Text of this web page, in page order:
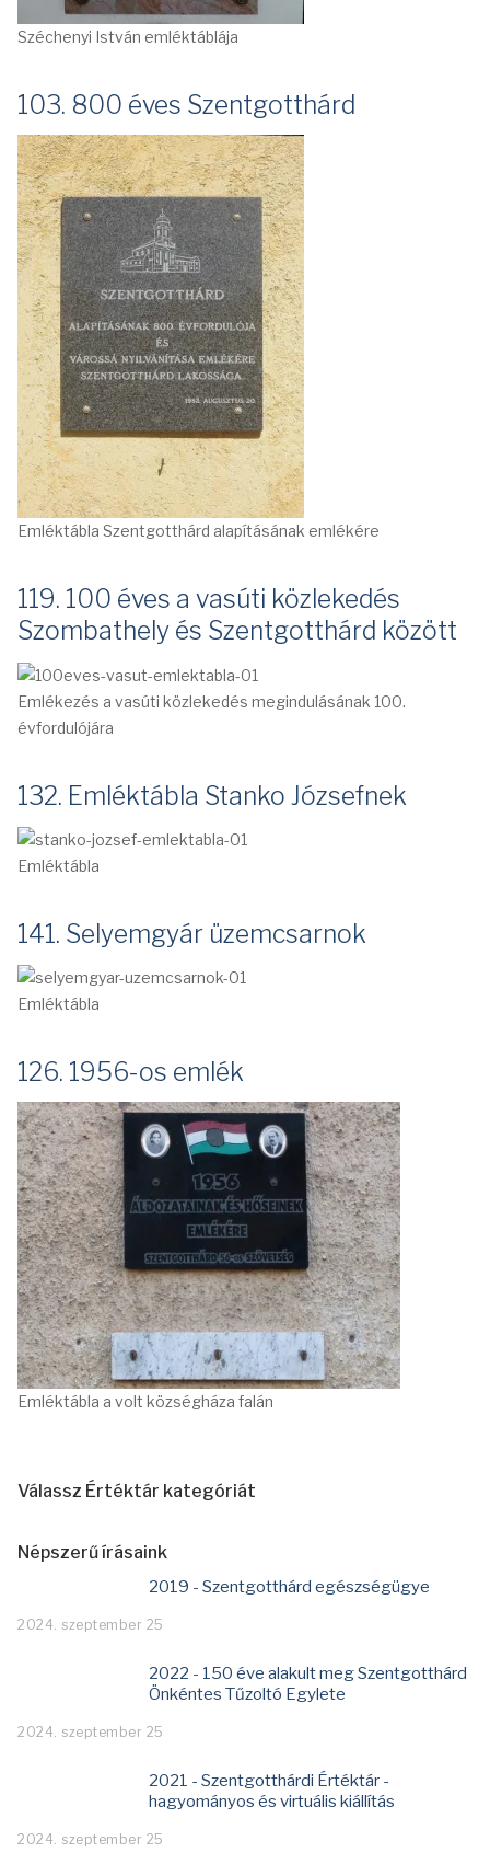
Széchenyi István emléktáblája
103. 800 éves Szentgotthárd
Emléktábla Szentgotthárd alapításának emlékére
119. 100 éves a vasúti közlekedés
Szombathely és Szentgotthárd között
Emlékezés a vasúti közlekedés megindulásának 100.
évfordulójára
132. Emléktábla Stanko Józsefnek
Emléktábla
141. Selyemgyár üzemcsarnok
Emléktábla
126. 1956-os emlék
Emléktábla a volt községháza falán
Válassz Értéktár kategóriát
Népszerű írásaink
2019 - Szentgotthárd egészségügye
2024. szeptember 25
2022 - 150 éve alakult meg Szentgotthárd
Önkéntes Tűzoltó Egylete
2024. szeptember 25
2021 - Szentgotthárdi Értéktár -
hagyományos és virtuális kiállítás
2024. szeptember 25